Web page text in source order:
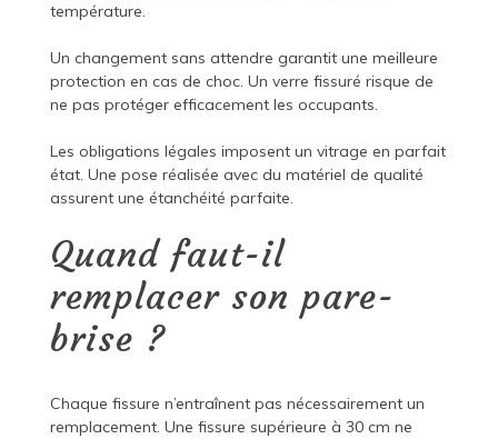
température.
Un changement sans attendre garantit une meilleure
protection en cas de choc. Un verre fissuré risque de
ne pas protéger efficacement les occupants.
Les obligations légales imposent un vitrage en parfait
état. Une pose réalisée avec du matériel de qualité
assurent une étanchéité parfaite.
Quand faut-il
remplacer son pare-
brise ?
Chaque fissure n’entraînent pas nécessairement un
remplacement. Une fissure supérieure à 30 cm ne